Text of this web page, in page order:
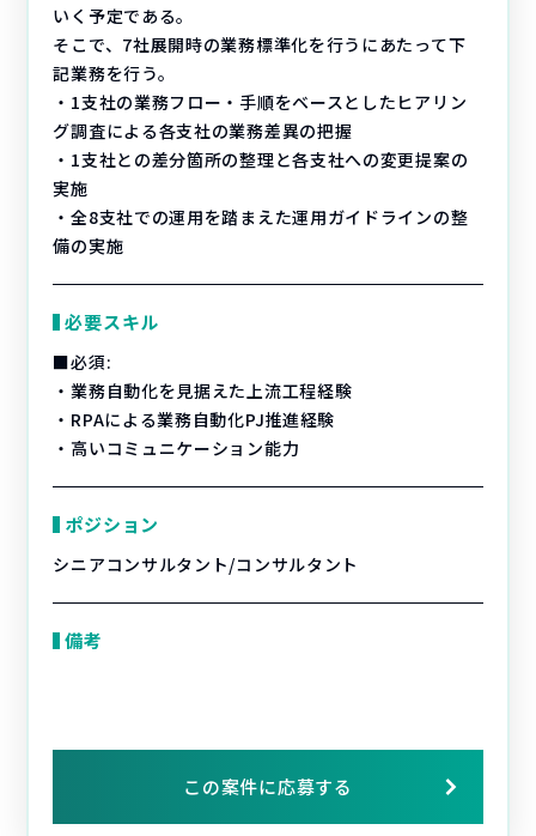
いく予定である。
そこで、7社展開時の業務標準化を行うにあたって下
記業務を行う。
・1支社の業務フロー・手順をベースとしたヒアリン
グ調査による各支社の業務差異の把握
・1支社との差分箇所の整理と各支社への変更提案の
実施
・全8支社での運用を踏まえた運用ガイドラインの整
備の実施
必要スキル
■必須:
・業務自動化を見据えた上流工程経験
・RPAによる業務自動化PJ推進経験
・高いコミュニケーション能力
ポジション
シニアコンサルタント/コンサルタント
備考
この案件に応募する